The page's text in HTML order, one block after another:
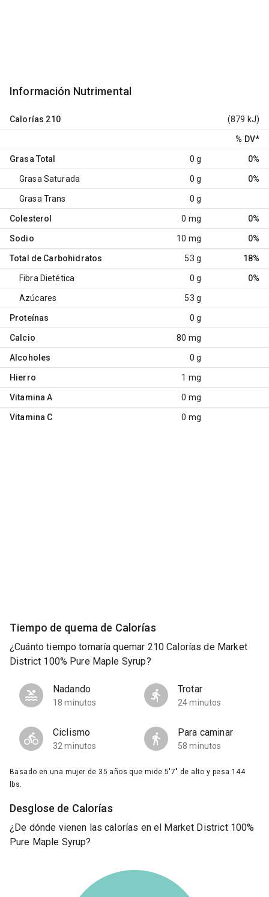
Información Nutrimental
Calorías 210 (879 kJ)
% DV*
Grasa Total 0 g 0%
Grasa Saturada 0 g 0%
Grasa Trans 0 g
Colesterol 0 mg 0%
Sodio 10 mg 0%
Total de Carbohidratos 53 g 18%
Fibra Dietética 0 g 0%
Azúcares 53 g
Proteínas 0 g
Calcio 80 mg
Alcoholes 0 g
Hierro 1 mg
Vitamina A 0 mg
Vitamina C 0 mg
Tiempo de quema de Calorías
¿Cuánto tiempo tomaría quemar 210 Calorías de Market
District 100% Pure Maple Syrup?
Nadando
18 minutos
Trotar
24 minutos
Ciclismo
32 minutos
Para caminar
58 minutos
Basado en una mujer de 35 años que mide 5'7" de alto y pesa 144
lbs.
Desglose de Calorías
¿De dónde vienen las calorías en el Market District 100%
Pure Maple Syrup?